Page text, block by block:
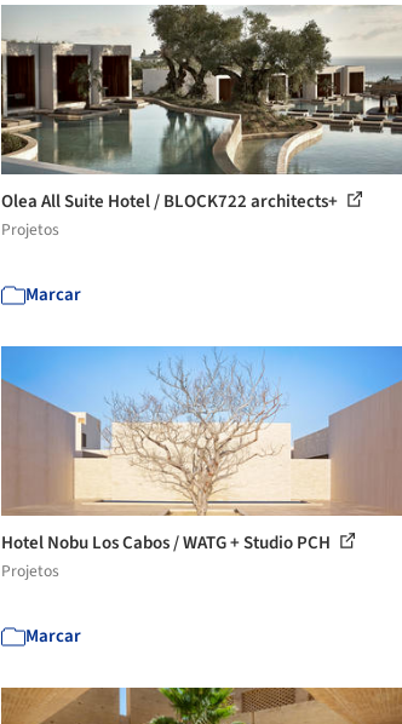
Olea All Suite Hotel / BLOCK722 architects+
Projetos
Marcar
Hotel Nobu Los Cabos / WATG + Studio PCH
Projetos
Marcar